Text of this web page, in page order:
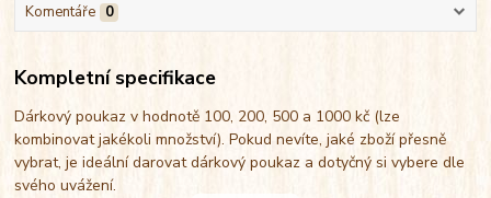
Komentáře 0
Kompletní specifikace
Dárkový poukaz v hodnotě 100, 200, 500 a 1000 kč (lze
kombinovat jakékoli množství). Pokud nevíte, jaké zboží přesně
vybrat, je ideální darovat dárkový poukaz a dotyčný si vybere dle
svého uvážení.